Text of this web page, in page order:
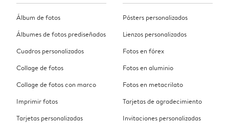
Álbum de fotos
Álbumes de fotos prediseñados
Cuadros personalizados
Collage de fotos
Collage de fotos con marco
Imprimir fotos
Tarjetas personalizadas
Pósters personalizados
Lienzos personalizados
Fotos en fórex
Fotos en aluminio
Fotos en metacrilato
Tarjetas de agradecimiento
Invitaciones personalizadas